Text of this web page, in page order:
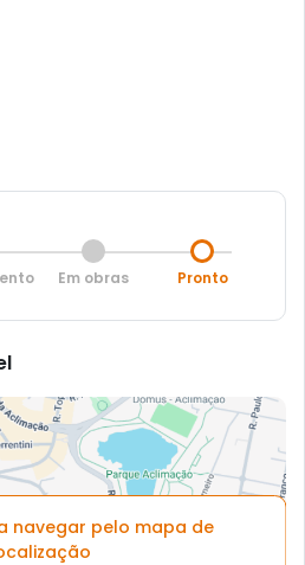
Em obras Pronto
navegar pelo mapa de